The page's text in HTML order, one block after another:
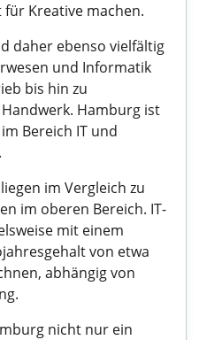
Kreative machen.
daher ebenso vielfältig
und Informatik
bis hin zu
Hamburg ist
Bereich IT und
im Vergleich zu
im oberen Bereich. IT-
mit einem
von etwa
abhängig von
nicht nur ein